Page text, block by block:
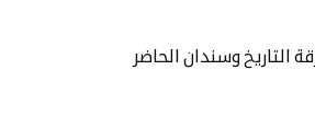
التاريخ وسندان الحاضر